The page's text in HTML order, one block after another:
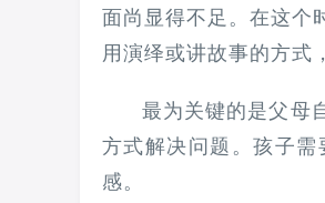
面尚显得不足。在这个
用演绎或讲故事的方式
最为关键的是父母
方式解决问题。孩子
感。